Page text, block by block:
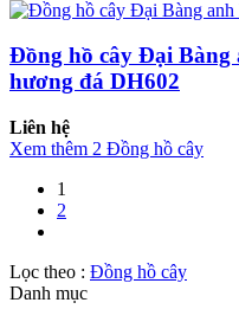
Đồng hồ cây Đại Bàng
hương đá DH602
Liên hệ
Xem thêm 2 Đồng hồ cây
1
2
Lọc theo : Đồng hồ cây
Danh mục